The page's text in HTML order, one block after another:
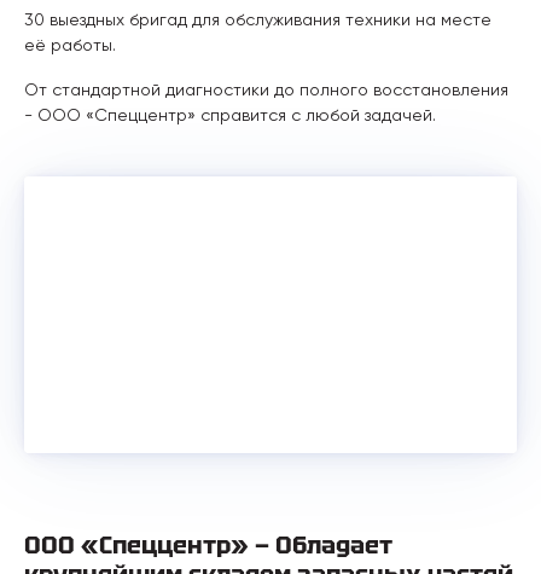
30 выездных бригад для обслуживания техники на месте
её работы.
От стандартной диагностики до полного восстановления
- ООО «Спеццентр» справится с любой задачей.
ООО «Спеццентр» — Обладает